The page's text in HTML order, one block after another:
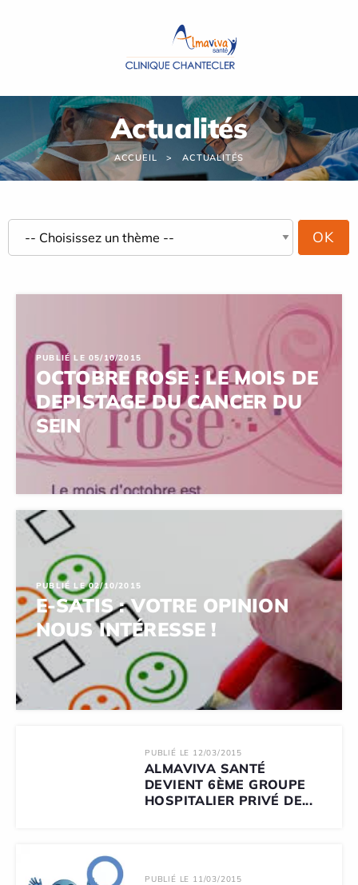
Actualités
ACCUEIL ACTUALITÉS
PUBLIÉ LE 05/10/2015
OCTOBRE ROSE : LE MOIS DE
DEPISTAGE DU CANCER DU
SEIN
PUBLIÉ LE 02/10/2015
E-SATIS : VOTRE OPINION
NOUS INTÉRESSE !
PUBLIÉ LE 12/03/2015
ALMAVIVA SANTÉ
DEVIENT 6ÈME GROUPE
HOSPITALIER PRIVÉ DE...
PUBLIÉ LE 11/03/2015